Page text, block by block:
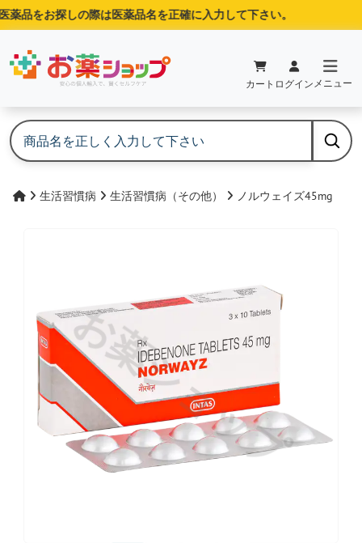
品をお探しの際は医薬品名を正確に入力して下さい。
カート ログイン メニュー
生活習慣病 生活習慣病（その他） ノルウェイズ45mg
お薬ショップ